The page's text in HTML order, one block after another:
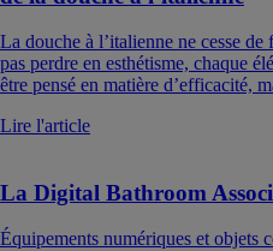
La douche à l’italienne ne cesse
pas perdre en esthétisme, chaque
être pensé en matière d’efficacité,
Lire l'article
La Digital Bathroom
Équipements numériques et objets